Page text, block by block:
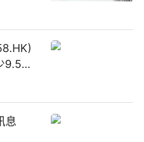
9.5亿
息